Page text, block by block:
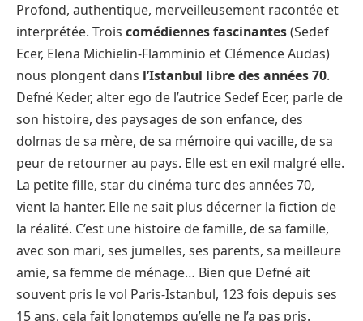
Profond, authentique, merveilleusement racontée et
interprétée. Trois comédiennes fascinantes(Sedef
Ecer, Elena Michielin-Flamminio et Clémence Audas)
nous plongent dans l’Istanbul libre des années 70.
Defné Keder, alter ego de l’autrice Sedef Ecer, parle de
son histoire, des paysages de son enfance, des
dolmas de sa mère, de sa mémoire qui vacille, de sa
peur de retourner au pays. Elle est en exil malgré elle.
La petite fille, star du cinéma turc des années 70,
vient la hanter. Elle ne sait plus décerner la fiction de
la réalité. C’est une histoire de famille, de sa famille,
avec son mari, ses jumelles, ses parents, sa meilleure
amie, sa femme de ménage… Bien que Defné ait
souvent pris le vol Paris-Istanbul, 123 fois depuis ses
15 ans, cela fait longtemps qu’elle ne l’a pas pris.